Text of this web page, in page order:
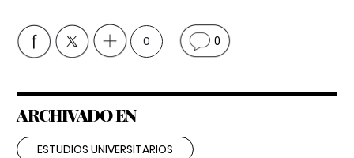
0 0
ARCHIVADO EN
ESTUDIOS UNIVERSITARIOS